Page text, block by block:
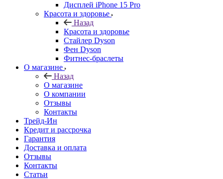
Дисплей iPhone 15 Pro
Красота и здоровье
Назад
Красота и здоровье
Стайлер Dyson
Фен Dyson
Фитнес-браслеты
О магазине
Назад
О магазине
О компании
Отзывы
Контакты
Трейд-Ин
Кредит и рассрочка
Гарантия
Доставка и оплата
Отзывы
Контакты
Статьи